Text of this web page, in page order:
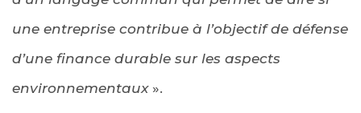
une entreprise contribue à l’objectif de défense
d’une finance durable sur les aspects
environnementaux».